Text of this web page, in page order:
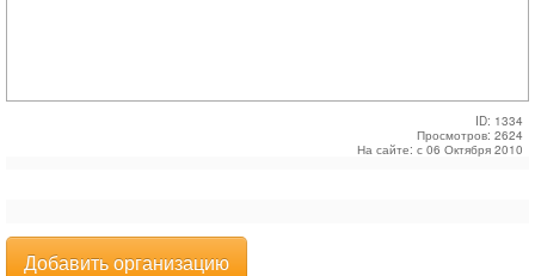
ID: 1334
Просмотров: 2624
На сайте: с 06 Октября 2010
Добавить организацию